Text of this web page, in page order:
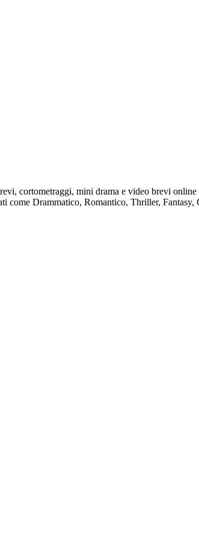
cortometraggi, mini drama e video brevi
come Drammatico, Romantico, Thriller,